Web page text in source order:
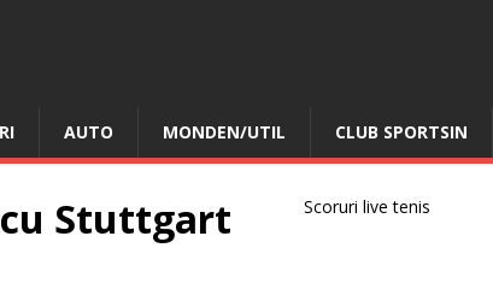
AUTO MONDEN/UTIL CLUB SPORTSIN
Stuttgart
Scoruri live tenis